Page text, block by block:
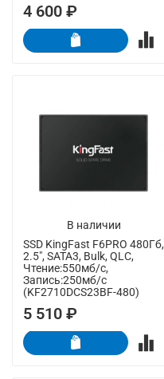
4 600 ₽
В наличии
SSD KingFast F6PRO 480Гб,
2.5", SATA3, Bulk, QLC,
Чтение:550мб/с,
Запись:250мб/с
(KF2710DCS23BF-480)
5 510 ₽